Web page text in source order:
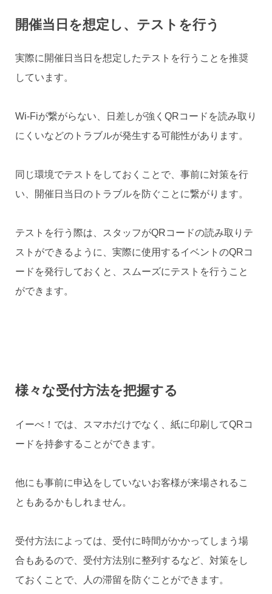
開催当日を想定し、テストを行う
実際に開催日当日を想定したテストを行うことを推奨
しています。
Wi-Fiが繋がらない、日差しが強くQRコードを読み取り
にくいなどのトラブルが発生する可能性があります。
同じ環境でテストをしておくことで、事前に対策を行
い、開催日当日のトラブルを防ぐことに繋がります。
テストを行う際は、スタッフがQRコードの読み取りテ
ストができるように、実際に使用するイベントのQRコ
ードを発行しておくと、スムーズにテストを行うこと
ができます。
様々な受付方法を把握する
イーべ！では、スマホだけでなく、紙に印刷してQRコ
ードを持参することができます。
他にも事前に申込をしていないお客様が来場されるこ
ともあるかもしれません。
受付方法によっては、受付に時間がかかってしまう場
合もあるので、受付方法別に整列するなど、対策をし
ておくことで、人の滞留を防ぐことができます。